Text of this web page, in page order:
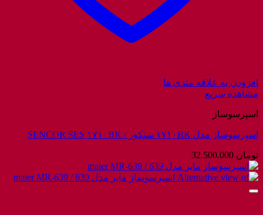
افزودن به علاقه مندی ها
مشاهده سریع
اسپرسوساز
اسپرسوساز مدل ۱۷۱۰BK سنکور / SENCOR SES ۱۷۱۰BK
تومان